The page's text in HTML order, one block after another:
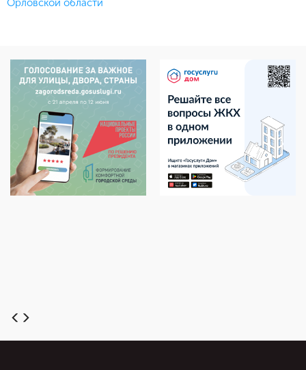
Орловской области